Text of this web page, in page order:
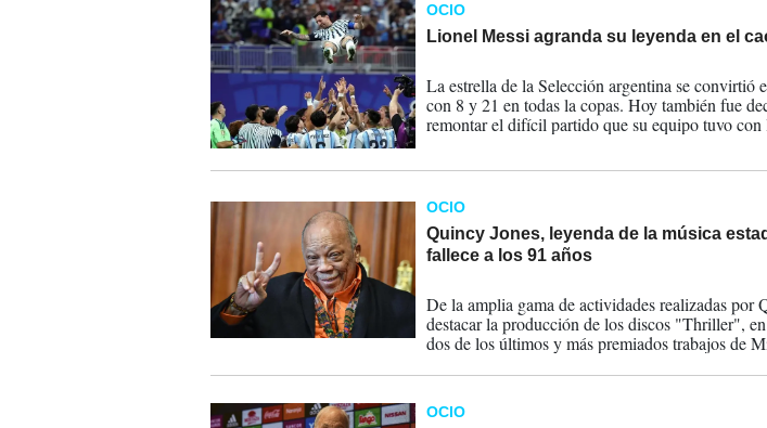
OCIO
Lionel Messi agranda su leyenda en el
La estrella de la Selección argentina se convirtió
con 8 y 21 en todas la copas. Hoy también fue
remontar el difícil partido que su equipo tuvo con
OCIO
Quincy Jones, leyenda de la música
fallece a los 91 años
De la amplia gama de actividades realizadas por
destacar la producción de los discos "Thriller",
dos de los últimos y más premiados trabajos de
Africa, el sencillo dedicado a la ayuda a la
OCIO